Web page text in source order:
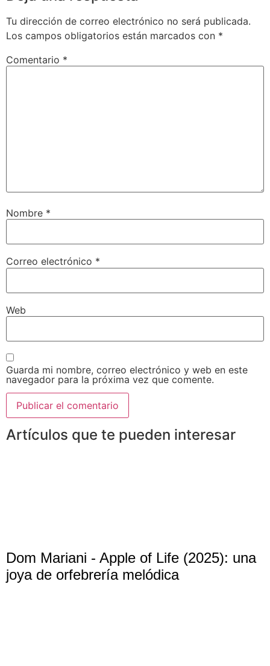
Tu dirección de correo electrónico no será publicada.
Los campos obligatorios están marcados con *
Comentario *
Nombre *
Correo electrónico *
Web
Guarda mi nombre, correo electrónico y web en este
navegador para la próxima vez que comente.
Artículos que te pueden interesar
Dom Mariani - Apple of Life (2025): una
joya de orfebrería melódica